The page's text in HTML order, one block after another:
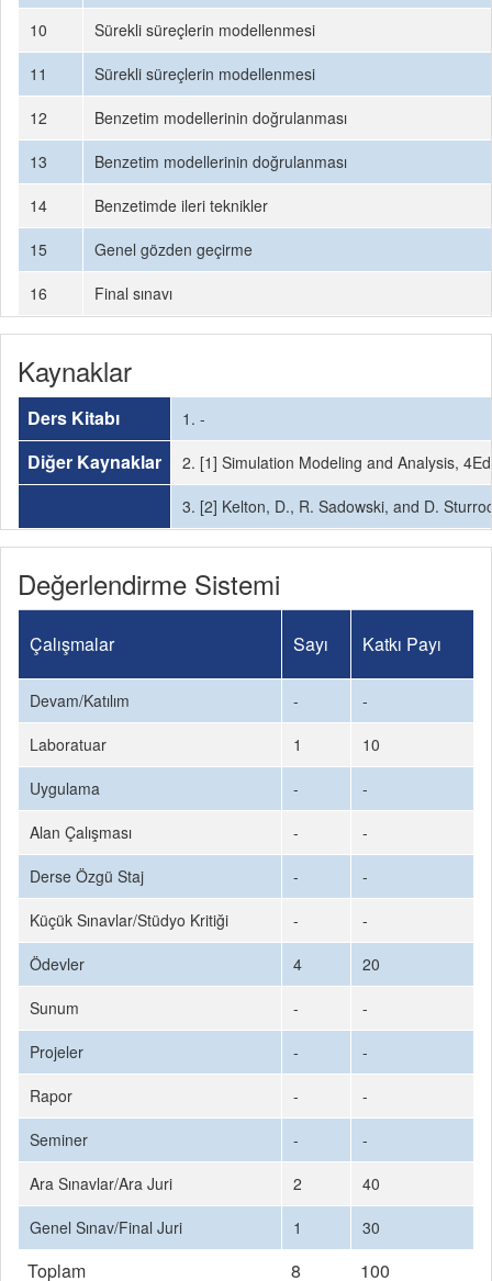
10
Sürekli süreçlerin modellenmesi
11
Sürekli süreçlerin modellenmesi
12
Benzetim modellerinin doğrulanması
13
Benzetim modellerinin doğrulanması
14
Benzetimde ileri teknikler
15
Genel gözden geçirme
16
Final sınavı
Kaynaklar
Ders Kitabı 1. -
Diğer Kaynaklar
2. [1] Simulation Modeling and Analysis,
3. [2] Kelton, D., R. Sadowski, and D.
Değerlendirme Sistemi
Çalışmalar Sayı Katkı Payı
Devam/Katılım -
-
Laboratuar
1
10
Uygulama
-
-
Alan Çalışması
-
-
Derse Özgü Staj
-
-
Küçük Sınavlar/Stüdyo Kritiği
-
-
Ödevler
4
20
Sunum
-
-
Projeler
-
-
Rapor
-
-
Seminer
-
-
Ara Sınavlar/Ara Juri
2
40
Genel Sınav/Final Juri
1 30
Toplam 8 100